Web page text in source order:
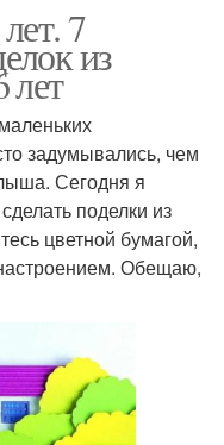
7
из
лет
задумывались, чем
Сегодня я
поделки из
цветной бумагой,
Обещаю,